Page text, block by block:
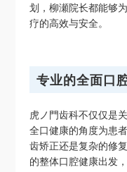
划，柳瀬院长都能够
疗的高效与安全。
专业的全面口
虎ノ門齿科不仅仅是
全口健康的角度为患
齿矫正还是复杂的修
的整体口腔健康出发